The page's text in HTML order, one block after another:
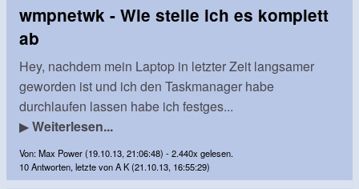
wmpnetwk - Wie stelle ich es komplett
ab
Hey, nachdem mein Laptop in letzter Zeit langsamer
geworden ist und ich den Taskmanager habe
durchlaufen lassen habe ich festges...
▶Weiterlesen...
Von: Max Power (19.10.13, 21:06:48) - 2.440x gelesen.
10 Antworten, letzte von A K (21.10.13, 16:55:29)